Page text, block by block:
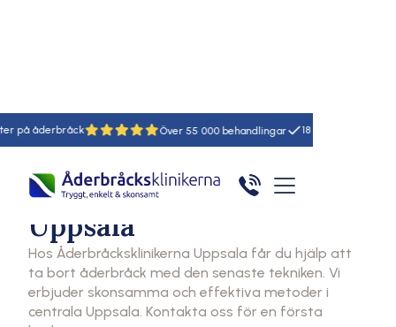
55 18
Klinik
Åderbråcksklinikerna
Uppsala
Hos Åderbråcksklinikerna Uppsala får du hjälp att
ta bort åderbråck med den senaste tekniken. Vi
erbjuder skonsamma och effektiva metoder i
centrala Uppsala. Kontakta oss för en första
Hem Åderbråcksklinikerna Uppsala